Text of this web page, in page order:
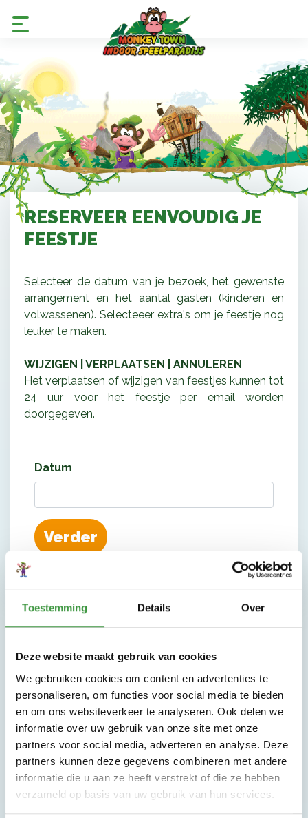
Toestemming Details Over
Deze website maakt gebruik van cookies
We gebruiken cookies om content en advertenties te
personaliseren, om functies voor social media te bieden
en om ons websiteverkeer te analyseren. Ook delen we
informatie over uw gebruik van onze site met onze
partners voor social media, adverteren en analyse. Deze
partners kunnen deze gegevens combineren met andere
informatie die u aan ze heeft verstrekt of die ze hebben
verzameld op basis van uw gebruik van hun services.
RESERVEER EENVOUDIG JE
FEESTJE
Selecteer de datum van je bezoek, het gewenste
arrangement en het aantal gasten (kinderen en
volwassenen). Selecteeer extra's om je feestje nog
leuker te maken.
WIJZIGEN | VERPLAATSEN | ANNULEREN
Het verplaatsen of wijzigen van feestjes kunnen tot
24 uur voor het feestje per email worden
doorgegeven.
Datum
Monkey Town
Kom jij ook naar ons indoor
speelparadijs
Monkey Town Purmerend